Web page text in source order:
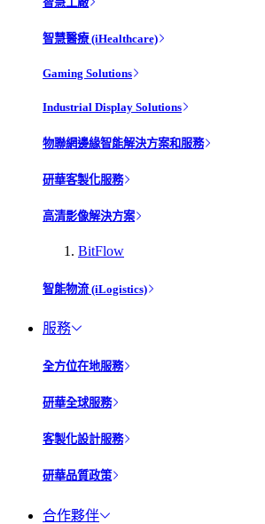
智慧醫療 (iHealthcare)
Gaming Solutions
Industrial Display Solutions
物聯網邊緣智能解決方案和服務
研華客製化服務
高清影像解決方案
BitFlow
智能物流 (iLogistics)
服務
全方位在地服務
研華全球服務
客製化設計服務
研華品質政策
合作夥伴